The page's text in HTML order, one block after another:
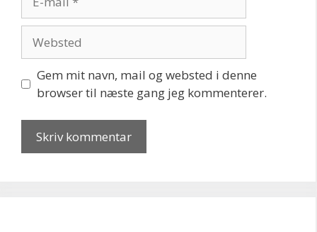
mail
Gem mit navn, mail og websted i denne
browser til næste gang jeg kommenterer.